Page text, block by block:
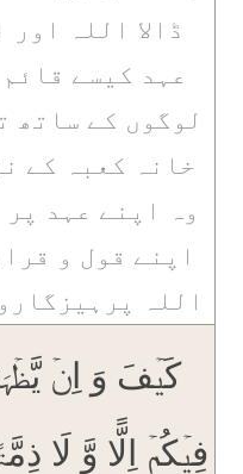
ڈالا اللہ
عہد کیسے
لوگوں کے ساتھ
خانہ کعبہ کے
وہ اپنے عہد
اپنے قول و
اللہ
کَیۡفَ وَ اِنۡ
فِیۡکُمۡ اِلًّا وَّ لَا